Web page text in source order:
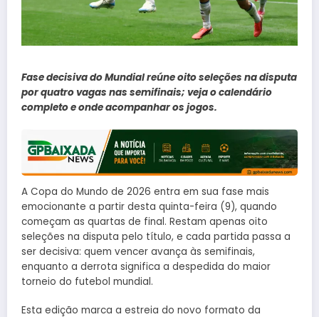
Fase decisiva do Mundial reúne oito seleções na disputa
por quatro vagas nas semifinais; veja o calendário
completo e onde acompanhar os jogos.
A Copa do Mundo de 2026 entra em sua fase mais
emocionante a partir desta quinta-feira (9), quando
começam as quartas de final. Restam apenas oito
seleções na disputa pelo título, e cada partida passa a
ser decisiva: quem vencer avança às semifinais,
enquanto a derrota significa a despedida do maior
torneio do futebol mundial.
Esta edição marca a estreia do novo formato da